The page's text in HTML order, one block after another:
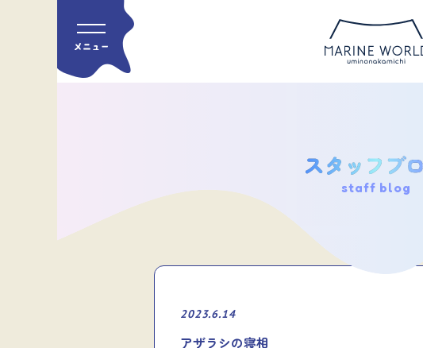
staff blog
2023.6.14
アザラシの寝相